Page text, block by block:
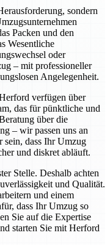
sondern
Packen und den
Wesentliche
oder
– mit professioneller
Angelegenheit.
verfügen über
das für pünktliche und
über die
– wir passen uns an
sein, dass Ihr Umzug
und diskret abläuft.
Stelle. Deshalb achten
und Qualität.
und einem
dass Ihr Umzug so
Sie auf die Expertise
starten Sie mit Herford